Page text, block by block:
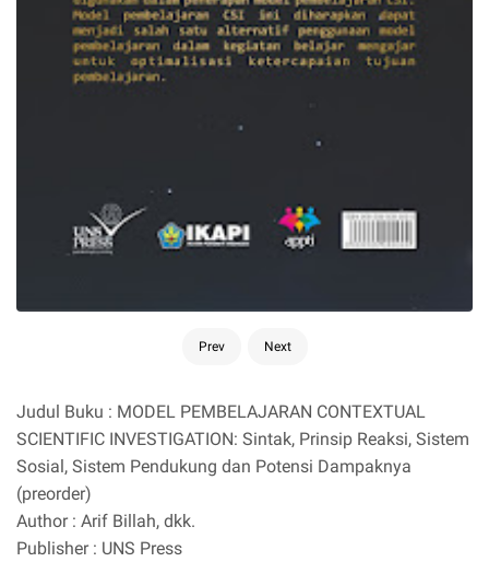
Prev Next
Judul Buku : MODEL PEMBELAJARAN CONTEXTUAL
SCIENTIFIC INVESTIGATION: Sintak, Prinsip Reaksi, Sistem
Sosial, Sistem Pendukung dan Potensi Dampaknya
(preorder)
Author : Arif Billah, dkk.
Publisher : UNS Press